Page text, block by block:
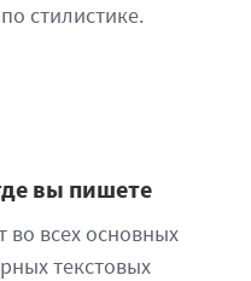
стилистике.
вы пишете
во всех основных
текстовых